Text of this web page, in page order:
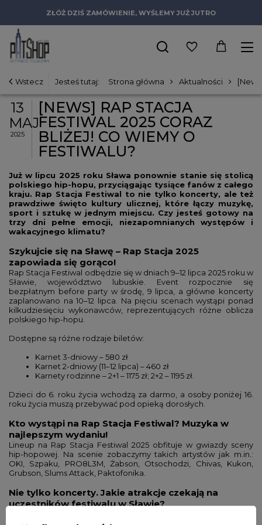
ZŁÓŻ DZIŚ ZAMÓWIENIE, WYŚLEMY JUŻ JUTRO
Wstecz Jesteś tutaj: Strona główna Aktualności
13
MAJ
2025
[NEWS] RAP STACJA
FESTIWAL 2025 CORAZ
BLIŻEJ! CO WIEMY O
FESTIWALU?
Już w lipcu 2025 roku Sława ponownie stanie się stolicą
polskiego hip-hopu, przyciągając tysiące fanów z całego
kraju. Rap Stacja Festiwal to nie tylko koncerty, ale też
prawdziwe święto kultury ulicznej, które łączy muzykę,
sport i sztukę w jednym miejscu. Czy jesteś gotowy na
trzy dni pełne emocji, niezapomnianych występów i
wakacyjnego klimatu?
Szykujcie się na Sławę – Rap Stacja 2025
zapowiada się gorąco!
Rap Stacja Festiwal odbędzie się w dniach 9–12 lipca 2025 roku w
Sławie, województwo lubuskie. Event rozpocznie się
bezpłatnym before party w środę, 9 lipca, a główne koncerty
zaplanowano na 10–12 lipca. Na pięciu scenach wystąpi ponad
kilkudziesięciu wykonawców, reprezentujących różne oblicza
polskiego hip-hopu.
Dostępne są różne rodzaje biletów:
Karnet 3-dniowy – 580 zł
Karnet 2-dniowy (11–12 lipca) – 460 zł
Karnety rodzinne – 2+1 – 1175 zł; 2+2 – 1195 zł.
Dzieci do 6. roku życia wchodzą za darmo, a osoby poniżej 16.
roku życia muszą przebywać pod opieką dorosłych.
Kto wystąpi na Rap Stacja Festiwal? Muzyka w
najlepszym wydaniu!
Lineup na Rap Stacja Festiwal 2025 obfituje w gwiazdy sceny
hip-hopowej. Na scenie zobaczymy takich artystów jak m.in.:
OKI, Szpaku, PRO8L3M, Żabson, Otsochodzi, Chivas, Kukon,
Grubson, Slums Attack, Paktofonika.
Nie tylko koncerty. Jakie atrakcje czekają na
uczestników festiwalu w Sławie?